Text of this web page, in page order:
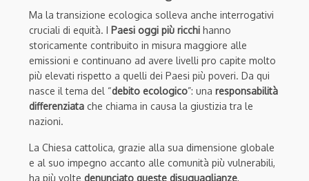
Ma la transizione ecologica solleva anche interrogativi
cruciali di equità. I Paesi oggi più ricchi hanno
storicamente contribuito in misura maggiore alle
emissioni e continuano ad avere livelli pro capite molto
più elevati rispetto a quelli dei Paesi più poveri. Da qui
nasce il tema del “debito ecologico”: una responsabilità
differenziata che chiama in causa la giustizia tra le
nazioni.
La Chiesa cattolica, grazie alla sua dimensione globale
e al suo impegno accanto alle comunità più vulnerabili,
ha più volte denunciato queste disuguaglianze,